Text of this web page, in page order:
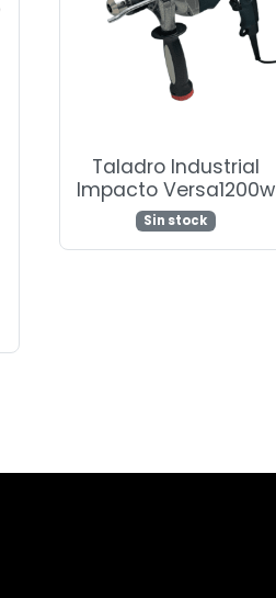
Taladro Industrial
Impacto Versa1200w
Sin stock